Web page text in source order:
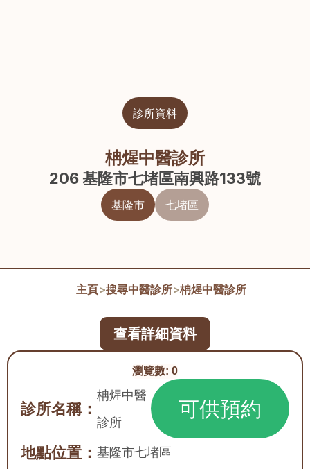
診所資料
柟煋中醫診所
206 基隆市七堵區南興路133號
基隆市 七堵區
主頁>搜尋中醫診所>柟煋中醫診所
瀏覽數: 0
診所名稱：
柟煋中醫
診所
可供預約
地點位置： 基隆市七堵區
查看詳細資料